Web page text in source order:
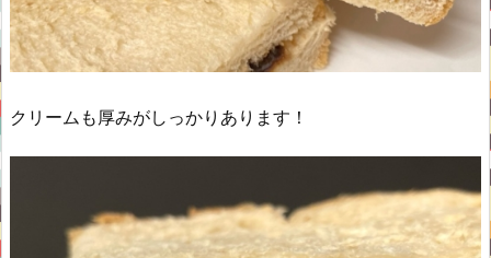
クリームも厚みがしっかりあります！